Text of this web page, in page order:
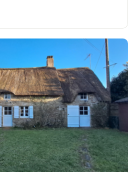
les services, comme les écoles,
le bord de Loire font de cette
( plan de travail en marbre) mais
très lumineuse. Au rez- de
également les 2 suites
chacune de leur salle d'eau. 1
complètent ce niveau. A l'étage, 2
1 salle d'eau et 1 WC. Cette
également de nombreux
de qualité qui vous
pas de vis à vis, vous pourrez
en toute tranquillité. Pour tout
je vous propose de contacter
au 07 87 50 83 17 Les honoraires
% à la charge acquéreur sont
le prix affiché. Les informations sur